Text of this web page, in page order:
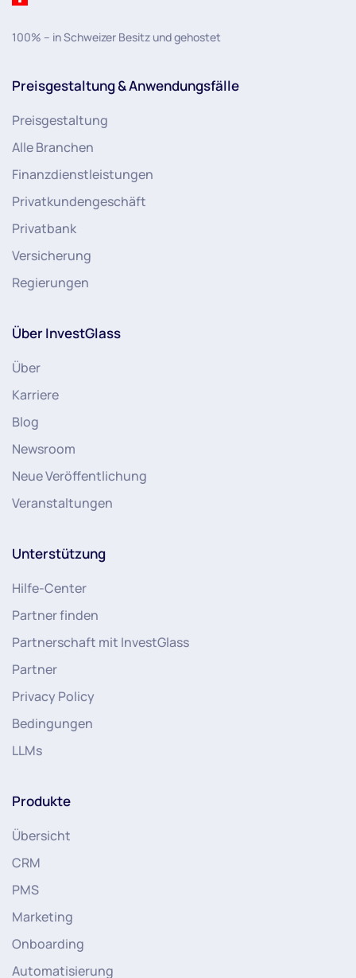
100% – in Schweizer Besitz und gehostet
Preisgestaltung & Anwendungsfälle
Preisgestaltung
Alle Branchen
Finanzdienstleistungen
Privatkundengeschäft
Privatbank
Versicherung
Regierungen
Über InvestGlass
Über
Karriere
Blog
Newsroom
Neue Veröffentlichung
Veranstaltungen
Unterstützung
Hilfe-Center
Partner finden
Partnerschaft mit InvestGlass
Partner
Privacy Policy
Bedingungen
LLMs
Produkte
Übersicht
CRM
PMS
Marketing
Onboarding
Automatisierung